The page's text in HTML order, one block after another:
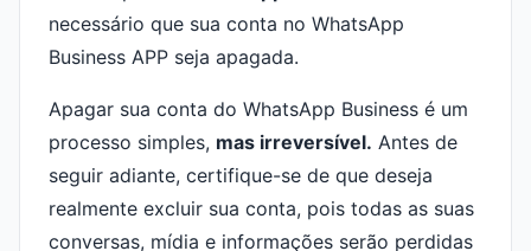
necessário que sua conta no WhatsApp
Business APP seja apagada.
Apagar sua conta do WhatsApp Business é um
processo simples, mas irreversível. Antes de
seguir adiante, certifique-se de que deseja
realmente excluir sua conta, pois todas as suas
conversas, mídia e informações serão perdidas